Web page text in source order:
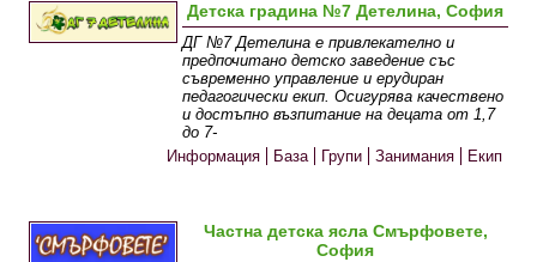
Детска градина №7 Детелина, София
ДГ №7 Детелина е привлекателно и
предпочитано детско заведение със
съвременно управление и ерудиран
педагогически екип. Осигурява качествено
и достъпно възпитание на децата от 1,7
до 7-
Информация
База Групи Занимания Екип
Частна детска ясла Смърфовете,
София